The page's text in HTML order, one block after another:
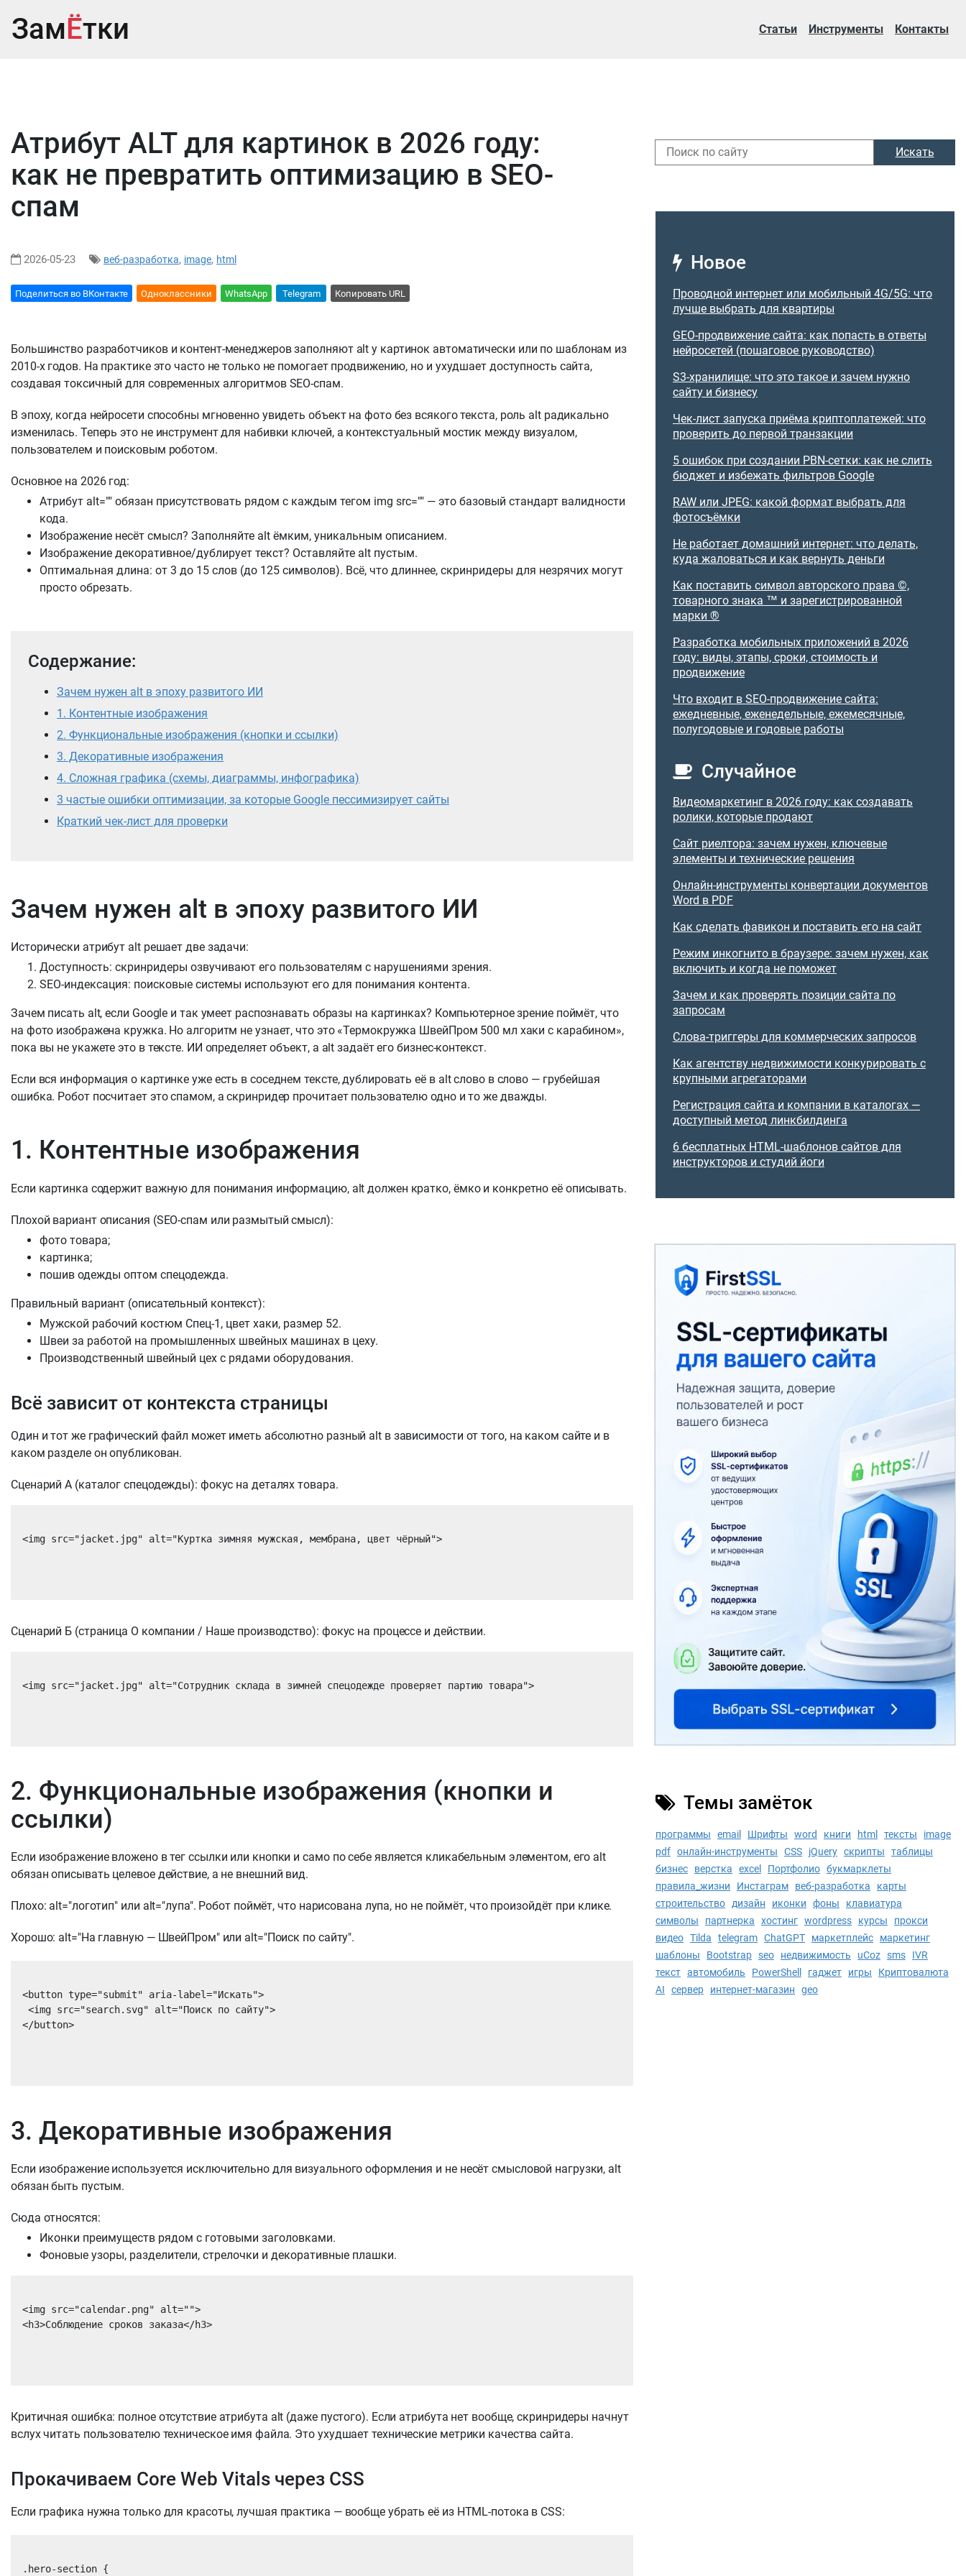
ЗамЁтки Статьи Инструменты Контакты
Атрибут ALT для картинок в 2026 году:
как не превратить оптимизацию в SEO-
спам
2026-05-23 веб-разработка, image, html
Поделиться во ВКонтакте Oдноклассники WhatsApp Telegram Копировать URL
Большинство разработчиков и контент-менеджеров заполняют alt у картинок автоматически или по шаблонам из
2010-х годов. На практике это часто не только не помогает продвижению, но и ухудшает доступность сайта,
создавая токсичный для современных алгоритмов SEO-спам.
В эпоху, когда нейросети способны мгновенно увидеть объект на фото без всякого текста, роль alt радикально
изменилась. Теперь это не инструмент для набивки ключей, а контекстуальный мостик между визуалом,
пользователем и поисковым роботом.
Основное на 2026 год:
Атрибут alt="" обязан присутствовать рядом с каждым тегом img src="" — это базовый стандарт валидности
кода.
Изображение несёт смысл? Заполняйте alt ёмким, уникальным описанием.
Изображение декоративное/дублирует текст? Оставляйте alt пустым.
Оптимальная длина: от 3 до 15 слов (до 125 символов). Всё, что длиннее, скринридеры для незрячих могут
просто обрезать.
Содержание:
Зачем нужен alt в эпоху развитого ИИ
1. Контентные изображения
2. Функциональные изображения (кнопки и ссылки)
3. Декоративные изображения
4. Сложная графика (схемы, диаграммы, инфографика)
3 частые ошибки оптимизации, за которые Google пессимизирует сайты
Краткий чек-лист для проверки
Зачем нужен alt в эпоху развитого ИИ
Исторически атрибут alt решает две задачи:
Доступность: скринридеры озвучивают его пользователям с нарушениями зрения.
SEO-индексация: поисковые системы используют его для понимания контента.
Зачем писать alt, если Google и так умеет распознавать образы на картинках? Компьютерное зрение поймёт, что
на фото изображена кружка. Но алгоритм не узнает, что это «Термокружка ШвейПром 500 мл хаки с карабином»,
пока вы не укажете это в тексте. ИИ определяет объект, а alt задаёт его бизнес-контекст.
Если вся информация о картинке уже есть в соседнем тексте, дублировать её в alt слово в слово — грубейшая
ошибка. Робот посчитает это спамом, а скринридер прочитает пользователю одно и то же дважды.
1. Контентные изображения
Если картинка содержит важную для понимания информацию, alt должен кратко, ёмко и конкретно её описывать.
Плохой вариант описания (SEO-спам или размытый смысл):
фото товара;
картинка;
пошив одежды оптом спецодежда.
Правильный вариант (описательный контекст):
Мужской рабочий костюм Спец-1, цвет хаки, размер 52.
Швеи за работой на промышленных швейных машинах в цеху.
Производственный швейный цех с рядами оборудования.
Всё зависит от контекста страницы
Один и тот же графический файл может иметь абсолютно разный alt в зависимости от того, на каком сайте и в
каком разделе он опубликован.
Сценарий А (каталог спецодежды): фокус на деталях товара.
<img src="jacket.jpg" alt="Куртка зимняя мужская, мембрана, цвет чёрный">
Сценарий Б (страница О компании / Наше производство): фокус на процессе и действии.
<img src="jacket.jpg" alt="Сотрудник склада в зимней спецодежде проверяет партию товара">
2. Функциональные изображения (кнопки и
ссылки)
Если изображение вложено в тег ссылки или кнопки и само по себе является кликабельным элементом, его alt
обязан описывать целевое действие, а не внешний вид.
Плохо: alt="логотип" или alt="лупа". Робот поймёт, что нарисована лупа, но не поймёт, что произойдёт при клике.
Хорошо: alt="На главную — ШвейПром" или alt="Поиск по сайту".
<button type="submit" aria-label="Искать">
<img src="search.svg" alt="Поиск по сайту">
</button>
3. Декоративные изображения
Если изображение используется исключительно для визуального оформления и не несёт смысловой нагрузки, alt
обязан быть пустым.
Сюда относятся:
Иконки преимуществ рядом с готовыми заголовками.
Фоновые узоры, разделители, стрелочки и декоративные плашки.
<img src="calendar.png" alt="">
<h3>Соблюдение сроков заказа</h3>
Критичная ошибка: полное отсутствие атрибута alt (даже пустого). Если атрибута нет вообще, скринридеры начнут
вслух читать пользователю техническое имя файла. Это ухудшает технические метрики качества сайта.
Прокачиваем Core Web Vitals через CSS
Если графика нужна только для красоты, лучшая практика — вообще убрать её из HTML-потока в CSS:
.hero-section {
Искать
Новое
Проводной интернет или мобильный 4G/5G: что
лучше выбрать для квартиры
GEO-продвижение сайта: как попасть в ответы
нейросетей (пошаговое руководство)
S3-хранилище: что это такое и зачем нужно
сайту и бизнесу
Чек-лист запуска приёма криптоплатежей: что
проверить до первой транзакции
5 ошибок при создании PBN-сетки: как не слить
бюджет и избежать фильтров Google
RAW или JPEG: какой формат выбрать для
фотосъёмки
Не работает домашний интернет: что делать,
куда жаловаться и как вернуть деньги
Как поставить символ авторского права ©,
товарного знака ™ и зарегистрированной
марки ®
Разработка мобильных приложений в 2026
году: виды, этапы, сроки, стоимость и
продвижение
Что входит в SEO-продвижение сайта:
ежедневные, еженедельные, ежемесячные,
полугодовые и годовые работы
Случайное
Видеомаркетинг в 2026 году: как создавать
ролики, которые продают
Сайт риелтора: зачем нужен, ключевые
элементы и технические решения
Онлайн-инструменты конвертации документов
Word в PDF
Как сделать фавикон и поставить его на сайт
Режим инкогнито в браузере: зачем нужен, как
включить и когда не поможет
Зачем и как проверять позиции сайта по
запросам
Слова-триггеры для коммерческих запросов
Как агентству недвижимости конкурировать с
крупными агрегаторами
Регистрация сайта и компании в каталогах —
доступный метод линкбилдинга
6 бесплатных HTML-шаблонов сайтов для
инструкторов и студий йоги
Темы замёток
программы email Шрифты word книги html тексты
image
pdf онлайн-инструменты CSS jQuery скрипты
таблицы
бизнес
верстка excel Портфолио букмарклеты
правила_жизни
Инстаграм веб-разработка
карты
строительство
дизайн иконки фоны
клавиатура
символы
партнерка хостинг wordpress курсы
прокси
видео Tilda telegram ChatGPT маркетплейс
маркетинг
шаблоны
Bootstrap seo недвижимость uCoz sms
IVR
текст автомобиль PowerShell гаджет игры
Криптовалюта
AI
сервер интернет-магазин geo